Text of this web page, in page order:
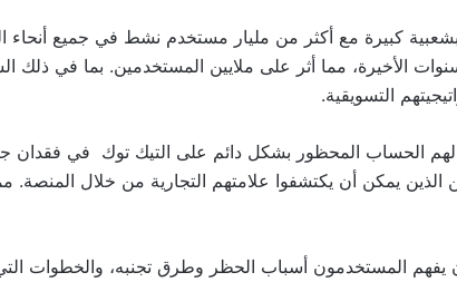
كبيرة مع أكثر من مليار مستخدم نشط في جميع أنحاء
الأخيرة، مما أثر على ملايين المستخدمين. بما في ذلك
التسويقية.
الحساب المحظور بشكل دائم على التيك توك في فقدان
الذين يمكن أن يكتشفوا علامتهم التجارية من خلال
المستخدمون أسباب الحظر وطرق تجنبه، والخطوات